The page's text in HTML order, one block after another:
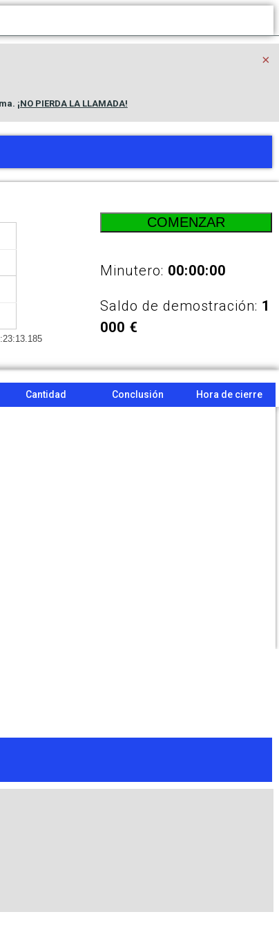
¡NO PIERDA LA LLAMADA!
×
COMENZAR
Minutero: 00:00:00
Saldo de demostración: 1
000 €
Cantidad Conclusión Hora de cierre